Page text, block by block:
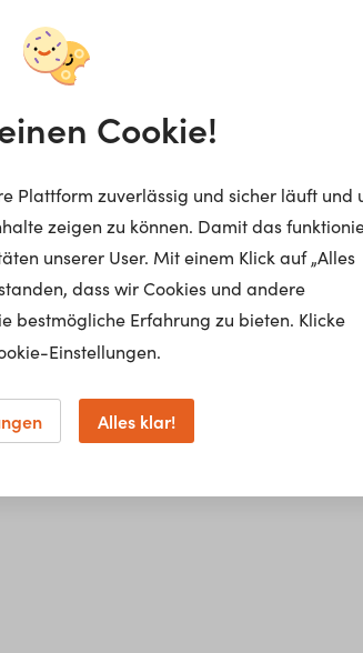
Ups...
Leider haben wir keine
Cookie!
Plattform zuverlässig und sicher läuft und
zeigen zu können. Damit das
unserer User. Mit einem Klick auf „Alles
dass wir Cookies und andere
bestmögliche Erfahrung zu bieten. Klicke
Einstellungen.
Alles klar!